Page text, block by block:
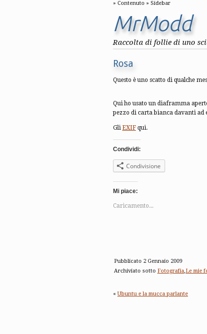
Contenuto Sidebar
MrModd
Raccolta di follie di uno
Rosa
Questo è uno scatto di qualche
Qui ho usato un diaframma
pezzo di carta bianca davanti ad
Gli EXIF qui.
Condividi:
Condivisione
Mi piace:
Caricamento...
Pubblicato 2 Gennaio 2009
Archiviato sotto Fotografia,Le mie
« Ubuntu e la mucca parlante